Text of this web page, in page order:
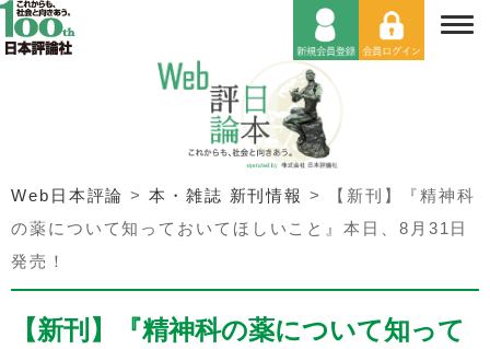
Web日本評論 >本・雑誌 新刊情報 >
【新刊】『精神科
の薬について知っておいてほしいこと』本日、8月31日
発売！
【新刊】『精神科の薬について知って